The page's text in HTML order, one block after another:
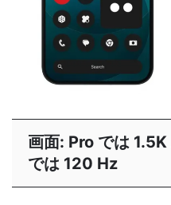
画面: Pro では
では 120 Hz